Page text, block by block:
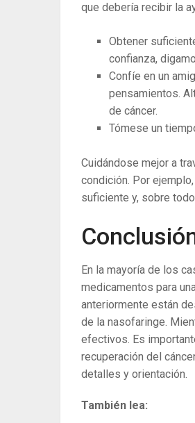
que debería recibir la
Obtener
confianza,
Confíe en un
pensamientos.
de cáncer.
Tómese un
Cuidándose mejor a
condición. Por
suficiente y, sobre
En la mayoría de los
medicamentos para
anteriormente están
de la nasofaringe.
efectivos. Es
recuperación del
detalles y orientación.
También lea: